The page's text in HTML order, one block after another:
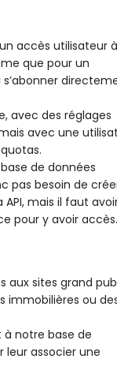
un accès utilisateur à
que pour un
avec des réglages
avec une
de données
pas besoin de
mais il faut
pour y avoir accès.
aux sites grand
immobilières ou
à notre base de
leur associer une